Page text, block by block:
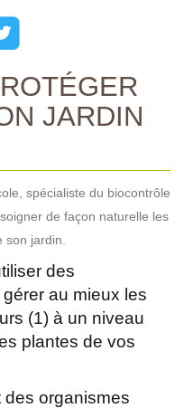
JARDIN
spécialiste du biocontrôle
de façon naturelle les
jardin.
des
au mieux les
(1) à un niveau
plantes de vos
organismes